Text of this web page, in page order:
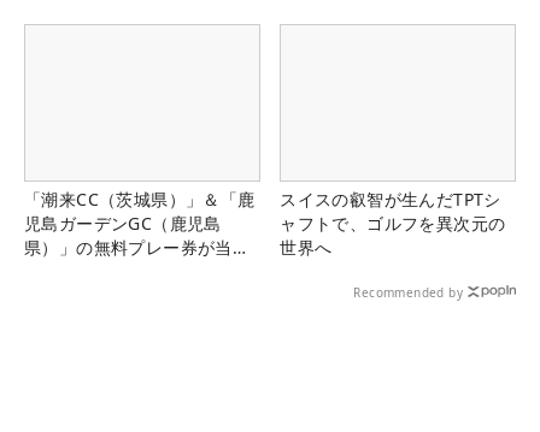
「潮来CC（茨城県）」＆「鹿
児島ガーデンGC（鹿児島
県）」の無料プレー券が当た
スイスの叡智が生んだTPTシ
ャフトで、ゴルフを異次元の
世界へ
Recommended by